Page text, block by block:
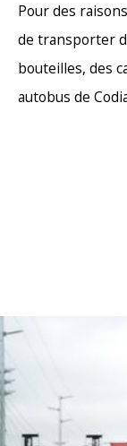
Pour des
de transporter
bouteilles, des
autobus de